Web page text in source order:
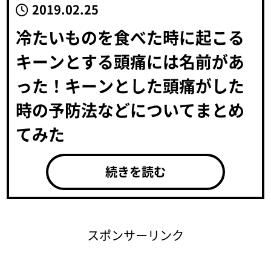
2019.02.25
冷たいものを食べた時に起こる
キーンとする頭痛には名前があ
った！キーンとした頭痛がした
時の予防法などについてまとめ
てみた
続きを読む
スポンサーリンク